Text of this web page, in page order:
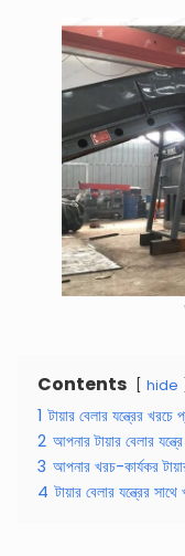
Contents hide
1 টায়ার বেলার যন্ত্রের
2 আপনার টায়ার বেলার
3 আপনার খরচ-কার্যকর
4 টায়ার বেলার যন্ত্রের